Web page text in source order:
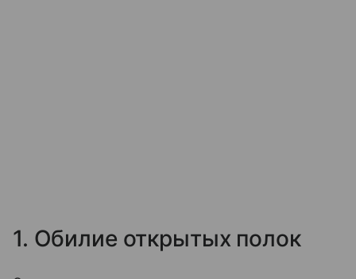
1. Обилие открытых полок